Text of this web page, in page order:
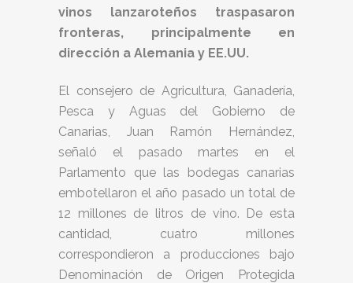
vinos lanzaroteños traspasaron
fronteras, principalmente en
dirección a Alemania y EE.UU.
El consejero de Agricultura, Ganadería,
Pesca y Aguas del Gobierno de
Canarias, Juan Ramón Hernández,
señaló el pasado martes en el
Parlamento que las bodegas canarias
embotellaron el año pasado un total de
12 millones de litros de vino. De esta
cantidad, cuatro millones
correspondieron a producciones bajo
Denominación de Origen Protegida